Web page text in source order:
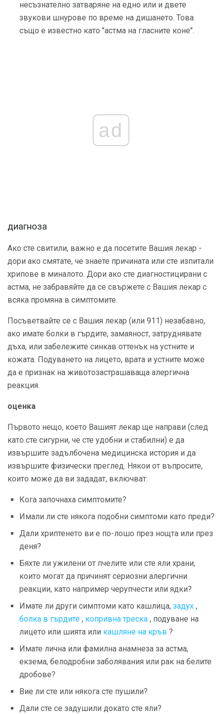
несъзнателно затваряне на едно или и двете
звукови шнурове по време на дишането. Това
също е известно като "астма на гласните коне".
ad
диагноза
Ако сте свитили, важно е да посетите Вашия лекар -
дори ако смятате, че знаете причината или сте изпитали
хрипове в миналото. Дори ако сте диагностицирани с
астма, не забравяйте да се свържете с Вашия лекар с
всяка промяна в симптомите.
Посъветвайте се с Вашия лекар (или 911) незабавно,
ако имате болки в гърдите, замаяност, затруднявате
дъха, или забележите синкав оттенък на устните и
кожата. Подуването на лицето, врата и устните може
да е признак на животозастрашаваща алергична
реакция.
оценка
Първото нещо, което Вашият лекар ще направи (след
като сте сигурни, че сте удобни и стабилни) е да
извършите задълбочена медицинска история и да
извършите физически преглед. Някои от въпросите,
които може да ви зададат, включват:
Кога започнаха симптомите?
Имали ли сте някога подобни симптоми като преди?
Дали хриптенето ви е по-лошо през нощта или през
деня?
Бяхте ли ужилени от пчелите или сте яли храни,
които могат да причинят сериозни алергични
реакции, като например черупчести или ядки?
Имате ли други симптоми като кашлица, задух ,
болка в гърдите , копривна треска , подуване на
лицето или шията или кашляне на кръв ?
Имате лична или фамилна анамнеза за астма,
екзема, белодробни заболявания или рак на белите
дробове?
Вие ли сте или някога сте пушили?
Дали сте се задушили докато сте яли?